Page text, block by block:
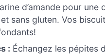
d’amande pour une
sans gluten. Vos
: Échangez les pépites